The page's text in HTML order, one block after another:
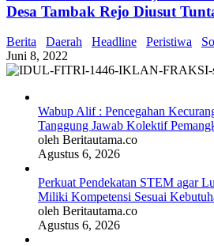
Desa Tambak Rejo Diusut
Berita Daerah Headline Peristiwa
Juni 8, 2022
Wabup Alif : Pencegahan
Tanggung Jawab Kolektif
oleh Beritautama.co
Agustus 6, 2026
Perkuat Pendekatan STEM agar
Miliki Kompetensi Sesuai
oleh Beritautama.co
Agustus 6, 2026